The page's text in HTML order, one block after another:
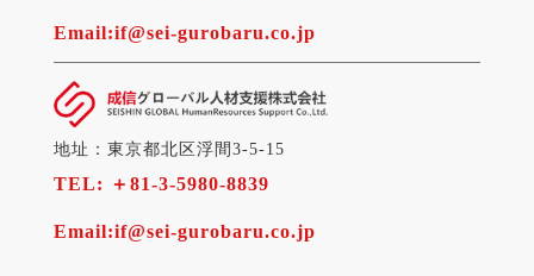
Email:if@sei-gurobaru.co.jp
地址：東京都北区浮間3-5-15
TEL: ＋81-3-5980-8839
Email:if@sei-gurobaru.co.jp